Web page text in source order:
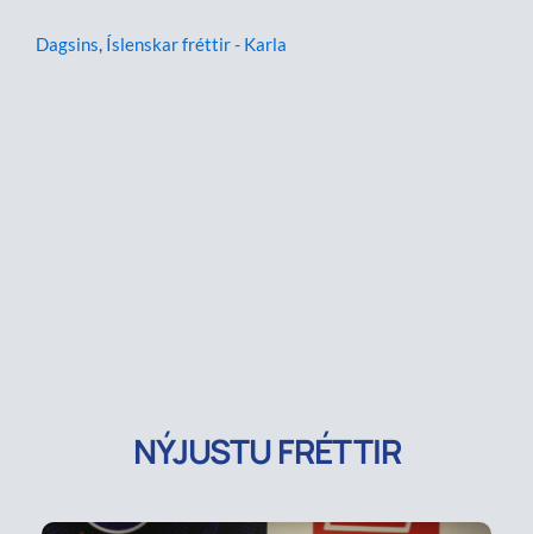
Dagsins, Íslenskar fréttir - Karla
NÝJUSTU FRÉTTIR